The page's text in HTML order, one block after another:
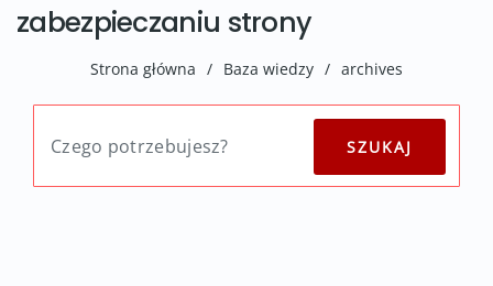
zabezpieczaniu strony
Strona główna / Baza wiedzy / archives